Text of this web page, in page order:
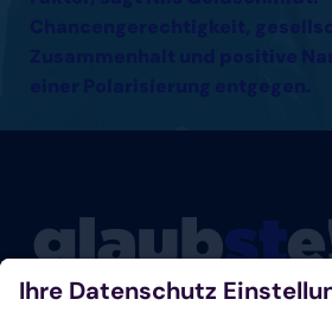
Chancengerechtigkeit,
Zusammenhalt und positive
einer Polarisierung entgegen.